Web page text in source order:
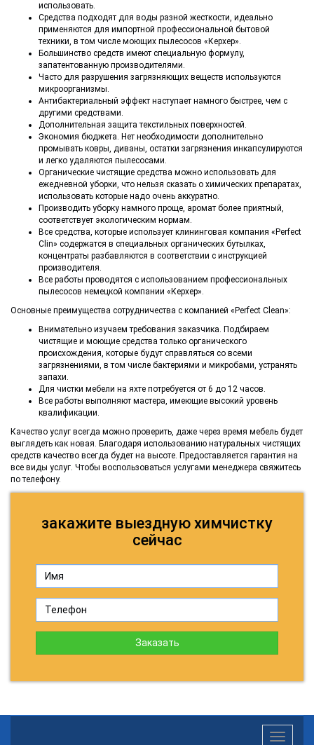
использовать.
Средства подходят для воды разной жесткости, идеально
применяются для импортной профессиональной бытовой
техники, в том числе моющих пылесосов «Керхер».
Большинство средств имеют специальную формулу,
запатентованную производителями.
Часто для разрушения загрязняющих веществ используются
микроорганизмы.
Антибактериальный эффект наступает намного быстрее, чем с
другими средствами.
Дополнительная защита текстильных поверхностей.
Экономия бюджета. Нет необходимости дополнительно
промывать ковры, диваны, остатки загрязнения инкапсулируются
и легко удаляются пылесосами.
Органические чистящие средства можно использовать для
ежедневной уборки, что нельзя сказать о химических препаратах,
использовать которые надо очень аккуратно.
Производить уборку намного проще, аромат более приятный,
соответствует экологическим нормам.
Все средства, которые использует клининговая компания «Perfect
Clin» содержатся в специальных органических бутылках,
концентраты разбавляются в соответствии с инструкцией
производителя.
Все работы проводятся с использованием профессиональных
пылесосов немецкой компании «Керхер».
Основные преимущества сотрудничества с компанией «Perfect Clean»:
Внимательно изучаем требования заказчика. Подбираем
чистящие и моющие средства только органического
происхождения, которые будут справляться со всеми
загрязнениями, в том числе бактериями и микробами, устранять
запахи.
Для чистки мебели на яхте потребуется от 6 до 12 часов.
Все работы выполняют мастера, имеющие высокий уровень
квалификации.
Качество услуг всегда можно проверить, даже через время мебель будет
выглядеть как новая. Благодаря использованию натуральных чистящих
средств качество всегда будет на высоте. Предоставляется гарантия на
все виды услуг. Чтобы воспользоваться услугами менеджера свяжитесь
по телефону.
закажите выездную химчистку
сейчас
Заказать
Toggle